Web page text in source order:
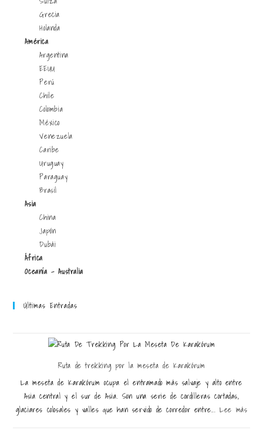
Grecia
Holanda
América
Argentina
EEUU
Perú
Chile
Colombia
México
Venezuela
Caribe
Uruguay
Paraguay
Brasil
Asia
China
Japón
Dubái
África
Oceanía - Australia
Últimas Entradas
Ruta de trekking por la meseta de Karakórum
La meseta de Karakórum ocupa el entramado más salvaje y alto entre
Asia central y el sur de Asia. Son una serie de cordilleras cortadas,
glaciares colosales y valles que han servido de corredor entre...Lee más